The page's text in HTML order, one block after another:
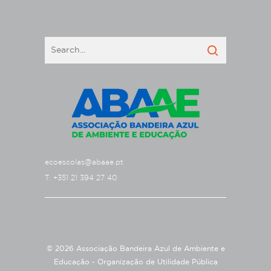
ecoescolas@abaae.pt
T. +351 21 394 27 40
© 2026 Associação Bandeira Azul de Ambiente e
Educação - Organização de Utilidade Pública